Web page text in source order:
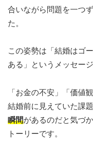
合いながら問題を一つ
た。
この姿勢は「結婚はゴ
ある」というメッセー
「お金の不安」「価値
結婚前に見えていた課
瞬間があるのだと気づ
トーリーです。